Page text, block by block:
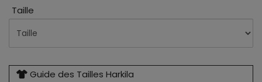
Taille
Guide des Tailles Harkila